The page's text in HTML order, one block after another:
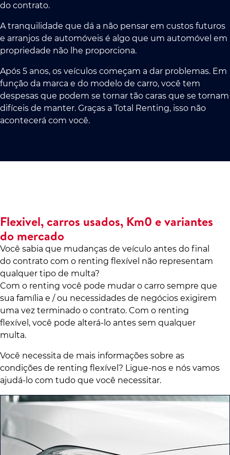
do contrato.
A tranquilidade que dá a não pensar em custos futuros
e arranjos de automóveis é algo que um automóvel em
propriedade não lhe proporciona.
Após 5 anos, os veículos começam a dar problemas. Em
função da marca e do modelo de carro, você tem
despesas que podem se tornar tão caras que se tornam
difíceis de manter. Graças a Total Renting, isso não
acontecerá com você.
Flexivel, carros usados, Km0 e variantes
do mercado
Você sabia que mudanças de veículo antes do final
do contrato com o renting flexível não representam
qualquer tipo de multa?
Com o renting você pode mudar o carro sempre que
sua família e / ou necessidades de negócios exigirem
uma vez terminado o contrato. Com o renting
flexível, você pode alterá-lo antes sem qualquer
multa.
Você necessita de mais informações sobre as
condições de renting flexível? Ligue-nos e nós vamos
ajudá-lo com tudo que você necessitar.